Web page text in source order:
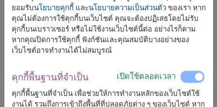
จัดส่งได้เร็วสุด
แต่สามารถกำหนดวันได้
ราคาตามพื้นที่จัดส่ง
เริ่มต้นที่ ฿1,400
ยอมรับนโยบายคุกกี้ และนโยบายความเป็นส่วนตัวของเรา หาก
คุณไม่ต้องการใช้คุกกี้บนเว็บไซต์ คุณจะต้องปฏิเสธโดยไม่รับ
คุกกี้บนเบราวเซอร์ หรือไม่ใช้งานเว็บไซต์นี้ต่อ อย่างไรก็ตาม
หากคุณปิดการใช้คุกกี้ ฟังก์ชันและคุณสมบัติบางอย่างของ
เว็บไซต์อาจทำงานได้ไม่สมบูรณ์
คุกกี้พื้นฐานที่จำเป็น เปิดใช้ตลอดเวลา
คุกกี้พื้นฐานที่จำเป็น เพื่อช่วยให้การทำงานหลักของเว็บไซต์ใช้
งานได้ รวมถึงการเข้าถึงพื้นที่ที่ปลอดภัยต่าง ๆ ของเว็บไซต์ หาก